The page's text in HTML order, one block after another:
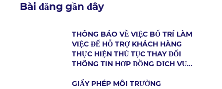
Bài đăng gần đây
THÔNG BÁO VỀ VIỆC BỐ TRÍ LÀM
VIỆC ĐỂ HỖ TRỢ KHÁCH HÀNG
THỰC HIỆN THỦ TỤC THAY ĐỔI
THÔNG TIN HỢP ĐỒNG DỊCH VỤ
GIẤY PHÉP MÔI TRƯỜNG